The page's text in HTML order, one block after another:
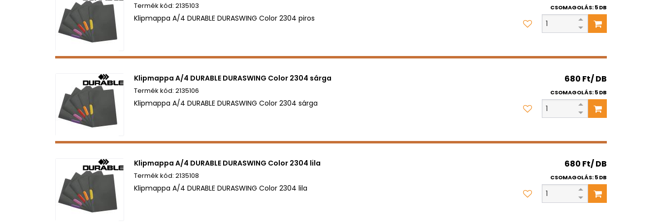
2135103
Klipmappa A/4 DURABLE DURASWING Color 2304 piros
CSOMAGOLÁS: 5 DB
Klipmappa A/4 DURABLE DURASWING Color 2304 sárga
2135106
Klipmappa A/4 DURABLE DURASWING Color 2304 sárga
680 Ft/ DB
CSOMAGOLÁS: 5 DB
Klipmappa A/4 DURABLE DURASWING Color 2304 lila
2135108
Klipmappa A/4 DURABLE DURASWING Color 2304 lila
680 Ft/ DB
CSOMAGOLÁS: 5 DB